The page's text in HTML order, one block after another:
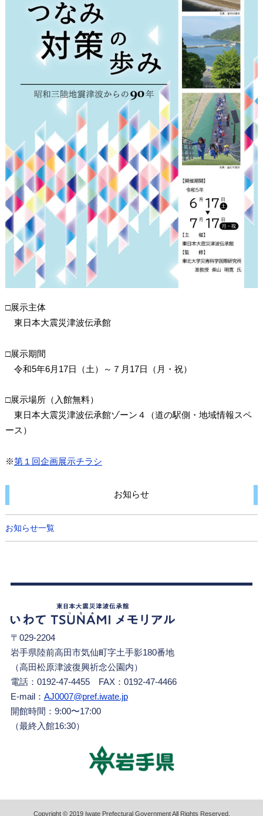
□展示主体
東日本大震災津波伝承館
□展示期間
令和5年6月17日（土）～７月17日（月・祝）
□展示場所（入館無料）
東日本大震災津波伝承館ゾーン４（道の駅側・地域情報スペ
ース）
※第１回企画展示チラシ
お知らせ
お知らせ一覧
〒029-2204
岩手県陸前高田市気仙町字土手影180番地
（高田松原津波復興祈念公園内）
電話：0192-47-4455 FAX：0192-47-4466
E-mail： AJ0007@pref.iwate.jp
開館時間：9:00〜17:00
（最終入館16:30）
Copyright © 2019 Iwate Prefectural Government All Rights Reserved.